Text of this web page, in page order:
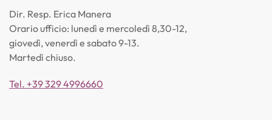
Dir. Resp. Erica Manera
Orario ufficio: lunedì e mercoledì 8,30-12,
giovedì, venerdì e sabato 9-13.
Martedì chiuso.
Tel. +39 329 4996660